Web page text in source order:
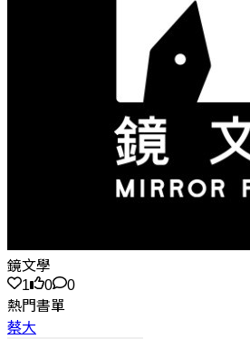
鏡文學
1
0
0
熱門書單
蔡大